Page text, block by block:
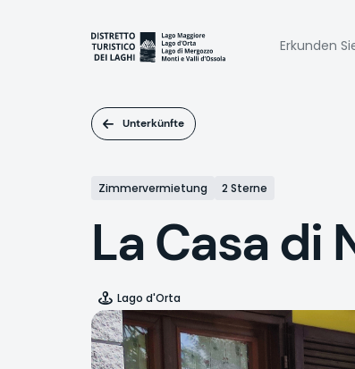
Erkunden
Unterkünfte
Zimmervermietung 2 Sterne
La Casa di
Lago d'Orta